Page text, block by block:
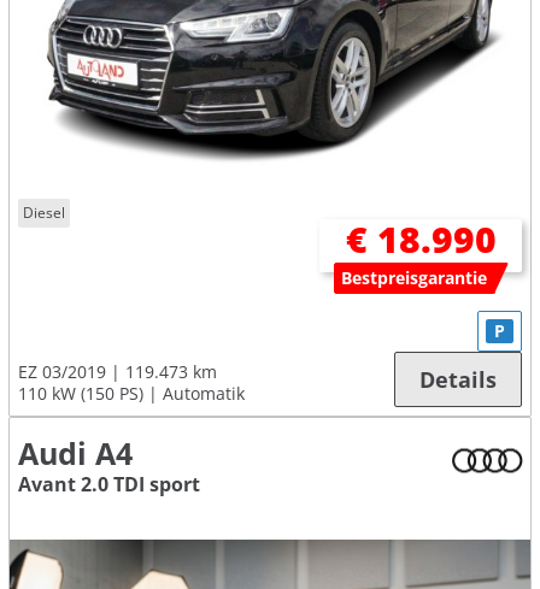
Diesel
€ 18.990
Bestpreisgarantie
EZ 03/2019
119.473 km
110 kW (150 PS)
Automatik
P
Details
Audi A4
Avant 2.0 TDI sport